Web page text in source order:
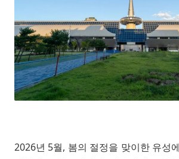
2026년 5월, 봄의 절정을 맞이한 유성